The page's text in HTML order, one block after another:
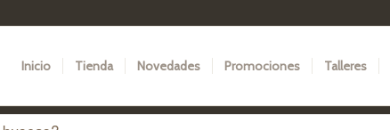
Inicio Tienda Novedades Promociones Talleres